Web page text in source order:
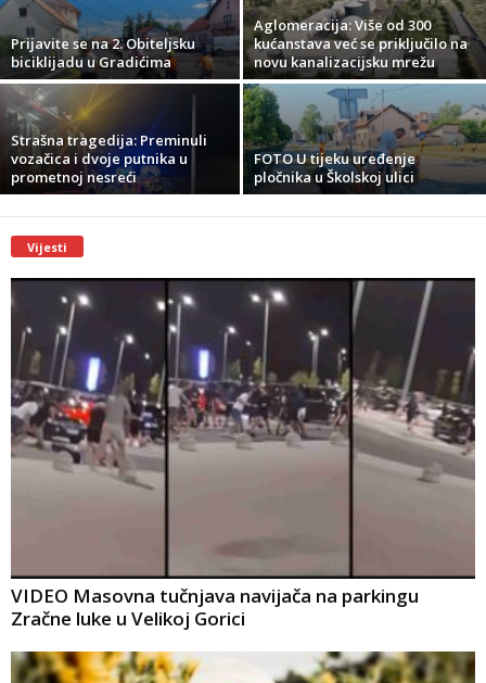
Prijavite se na 2. Obiteljsku
biciklijadu u Gradićima
Aglomeracija: Više od 300
kućanstava već se priključilo na
novu kanalizacijsku mrežu
Strašna tragedija: Preminuli
vozačica i dvoje putnika u
prometnoj nesreći
FOTO U tijeku uređenje
pločnika u Školskoj ulici
Vijesti
VIDEO Masovna tučnjava navijača na parkingu
Zračne luke u Velikoj Gorici